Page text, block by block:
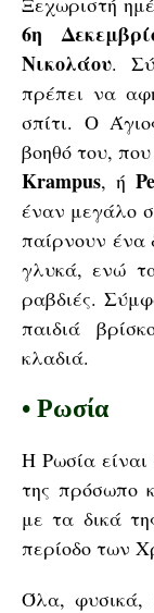
6η
Νικολάου.
πρέπει να
σπίτι. Ο
βοηθό του,
Krampus, ή
έναν μεγάλο
παίρνουν ένα
γλυκά, ενώ
ραβδιές.
παιδιά
κλαδιά.
• Ρωσία
Η Ρωσία είναι
της πρόσωπο
με τα δικά
περίοδο των
Όλα, φυσικά,